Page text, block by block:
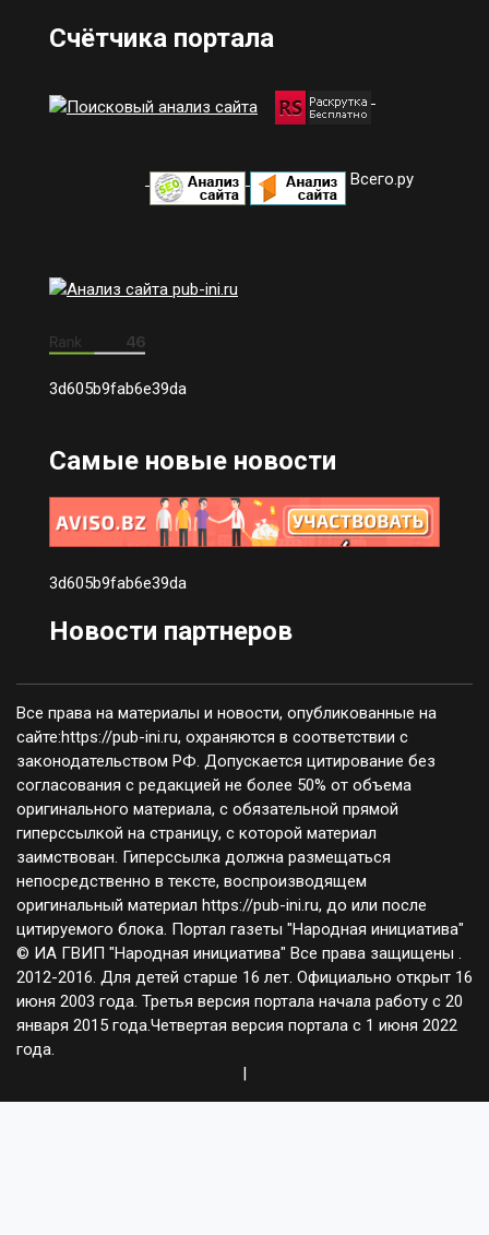
Счётчика портала
Всего.ру
3d605b9fab6e39da
Самые новые новости
3d605b9fab6e39da
Новости партнеров
Все права на материалы и новости, опубликованные на
сайте:https://pub-ini.ru, охраняются в соответствии с
законодательством РФ. Допускается цитирование без
согласования с редакцией не более 50% от объема
оригинального материала, с обязательной прямой
гиперссылкой на страницу, с которой материал
заимствован. Гиперссылка должна размещаться
непосредственно в тексте, воспроизводящем
оригинальный материал https://pub-ini.ru, до или после
цитируемого блока. Портал газеты "Народная инициатива"
© ИА ГВИП "Народная инициатива" Все права защищены .
2012-2016. Для детей старше 16 лет. Официально открыт 16
июня 2003 года. Третья версия портала начала работу с 20
января 2015 года.Четвертая версия портала с 1 июня 2022
года.